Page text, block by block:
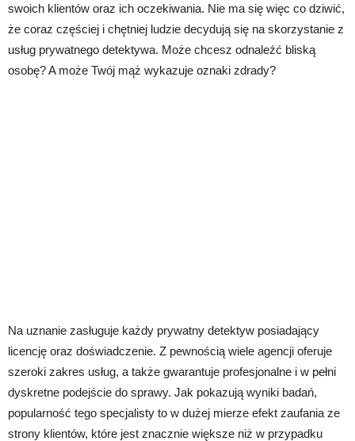
swoich klientów oraz ich oczekiwania. Nie ma się więc co dziwić,
że coraz częściej i chętniej ludzie decydują się na skorzystanie z
usług prywatnego detektywa. Może chcesz odnaleźć bliską
osobę? A może Twój mąż wykazuje oznaki zdrady?
Na uznanie zasługuje każdy prywatny detektyw posiadający
licencję oraz doświadczenie. Z pewnością wiele agencji oferuje
szeroki zakres usług, a także gwarantuje profesjonalne i w pełni
dyskretne podejście do sprawy. Jak pokazują wyniki badań,
popularność tego specjalisty to w dużej mierze efekt zaufania ze
strony klientów, które jest znacznie większe niż w przypadku